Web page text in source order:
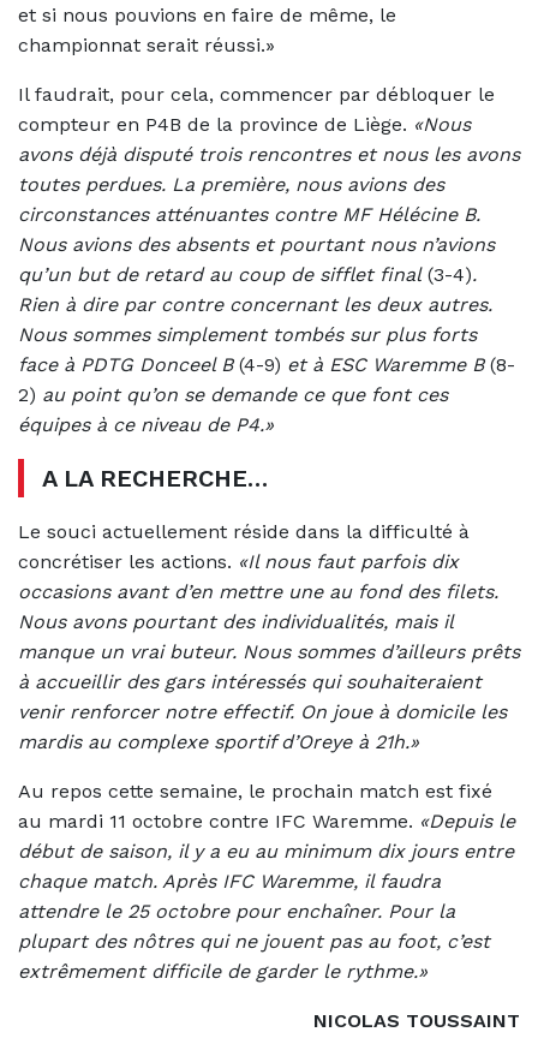
et si nous pouvions en faire de même, le
championnat serait réussi.»
Il faudrait, pour cela, commencer par débloquer le
compteur en P4B de la province de Liège. «Nous
avons déjà disputé trois rencontres et nous les avons
toutes perdues. La première, nous avions des
circonstances atténuantes contre MF Hélécine B.
Nous avions des absents et pourtant nous n’avions
qu’un but de retard au coup de sifflet final(3-4).
Rien à dire par contre concernant les deux autres.
Nous sommes simplement tombés sur plus forts
face à PDTG Donceel B (4-9) et à ESC Waremme B (8-
2) au point qu’on se demande ce que font ces
équipes à ce niveau de P4.»
A LA RECHERCHE…
Le souci actuellement réside dans la difficulté à
concrétiser les actions. «Il nous faut parfois dix
occasions avant d’en mettre une au fond des filets.
Nous avons pourtant des individualités, mais il
manque un vrai buteur. Nous sommes d’ailleurs prêts
à accueillir des gars intéressés qui souhaiteraient
venir renforcer notre effectif. On joue à domicile les
mardis au complexe sportif d’Oreye à 21h.»
Au repos cette semaine, le prochain match est fixé
au mardi 11 octobre contre IFC Waremme. «Depuis le
début de saison, il y a eu au minimum dix jours entre
chaque match. Après IFC Waremme, il faudra
attendre le 25 octobre pour enchaîner. Pour la
plupart des nôtres qui ne jouent pas au foot, c’est
extrêmement difficile de garder le rythme.»
NICOLAS TOUSSAINT